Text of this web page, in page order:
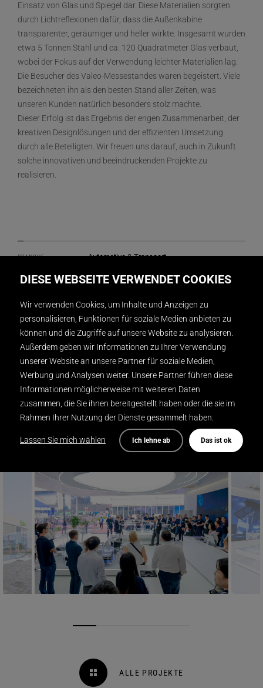
Einsatz von Glas und Spiegel dar. Diese Materialien sorgten
durch Lichtreflexionen dafür, dass die Außenkabine
transparenter, geräumiger und heller wirkte. Insgesamt wurden
etwa 5 Tonnen Stahl und ca. 120 Quadratmeter Glas verbaut,
wobei der Fokus auf der Verwendung leichter Materialien lag.
Die Besucher des Valeo-Messestandes waren begeistert. Viele
bezeichneten ihn als den besten Stand aller Zeiten, was
unseren Kunden natürlich besonders stolz machte.
Dieser Erfolg ist das Ergebnis der engen Zusammenarbeit, der
kreativen Designlösungen und der effizienten Umsetzung
durch alle Beteiligten. Wir freuen uns darauf, auch in Zukunft
solche innovativen und beeindruckenden Projekte zu
realisieren.
BRANCHE Automotive & Transport
REALISATION DISPLAY INTERNATIONAL SHANGHAI
GRÖSSE 396 m2
DISPLAY INTERNATIONAL SHANGHAI
FOTOGRAFIE DISPLAY INTERNATIONAL SHANGHAI / Valeo
ALLE PROJEKTE
DIESE WEBSEITE VERWENDET COOKIES
Wir verwenden Cookies, um Inhalte und Anzeigen zu
personalisieren, Funktionen für soziale Medien anbieten zu
können und die Zugriffe auf unsere Website zu analysieren.
Außerdem geben wir Informationen zu Ihrer Verwendung
unserer Website an unsere Partner für soziale Medien,
Werbung und Analysen weiter. Unsere Partner führen diese
Informationen möglicherweise mit weiteren Daten
zusammen, die Sie ihnen bereitgestellt haben oder die sie im
Rahmen Ihrer Nutzung der Dienste gesammelt haben.
Lassen Sie mich wählen Ich lehne ab Das ist ok